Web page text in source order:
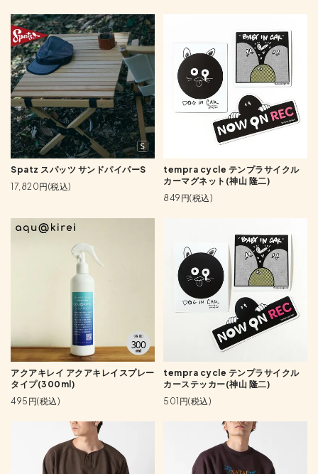
Spatz スパッツ サンドパイパーS
17,820円(税込)
tempra cycle テンプラサイクル
カーマグネット(神山 隆二)
849円(税込)
アクアキレイ アクアキレイスプレー
タイプ(300ml)
495円(税込)
tempra cycle テンプラサイクル
カーステッカー(神山 隆二)
501円(税込)